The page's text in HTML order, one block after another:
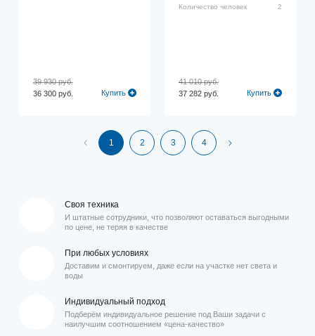
36 300 руб.
39 930 руб.
Купить
Количество человек
2
37 282 руб.
41 010 руб.
Купить
1 2 3 4
Своя техника
И штатные сотрудники, что позволяют оставаться выгодными
по цене, не теряя в качестве
При любых условиях
Доставим и смонтируем, даже если на участке нет света и
воды
Индивидуальный подход
Подберём индивидуальное решение под Ваши задачи с
наилучшим соотношением «цена-качество»